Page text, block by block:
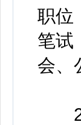
职位
笔试
会、
2.